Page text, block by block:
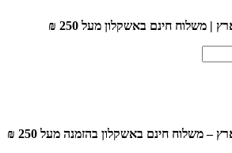
| משלוח חינם באשקלון מעל 250 ₪
– משלוח חינם באשקלון בהזמנה מעל 250 ₪